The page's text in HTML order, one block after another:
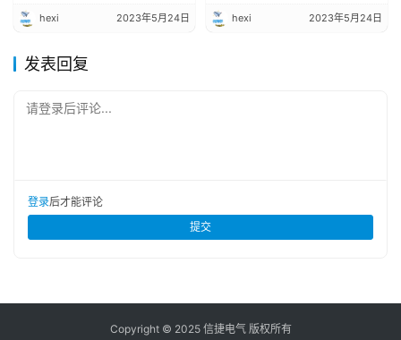
hexi 2023年5月24日 hexi 2023年5月24日
发表回复
请登录后评论...
登录后才能评论
提交
Copyright © 2025 信捷电气 版权所有